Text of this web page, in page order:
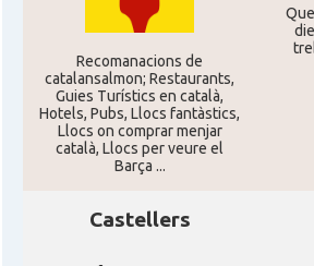
CAMON
CAMON Catalans a
Recomanacions de
catalansalmon; Restaurants,
Guies Turístics en català,
Hotels, Pubs, Llocs fantàstics,
Llocs on comprar menjar
català, Llocs per veure el
Barça ...
Castellers